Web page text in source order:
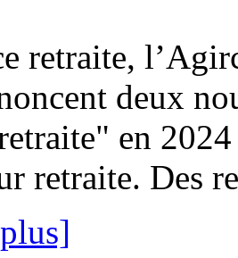
retraite,
deux
en
retraite. Des